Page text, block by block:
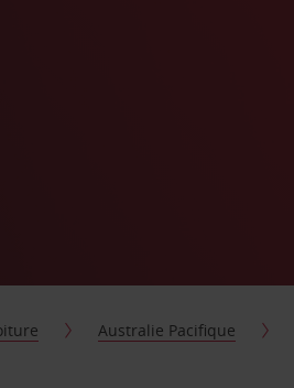
Australie Pacifique